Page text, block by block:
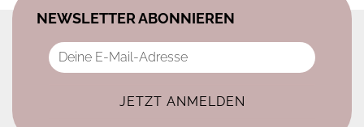
NEWSLETTER ABONNIEREN